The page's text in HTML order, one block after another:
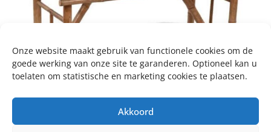
Onze website maakt gebruik van functionele cookies om de
goede werking van onze site te garanderen. Optioneel kan u
toelaten om statistische en marketing cookies te plaatsen.
Akkoord